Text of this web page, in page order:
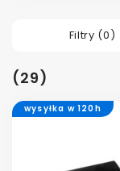
Filtry (0)
(29)
wysyłka w 120h